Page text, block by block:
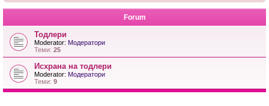
Forum
Тодлери
Moderator: Модератори
Теми: 25
Исхрана на тодлери
Moderator: Модератори
Теми: 9